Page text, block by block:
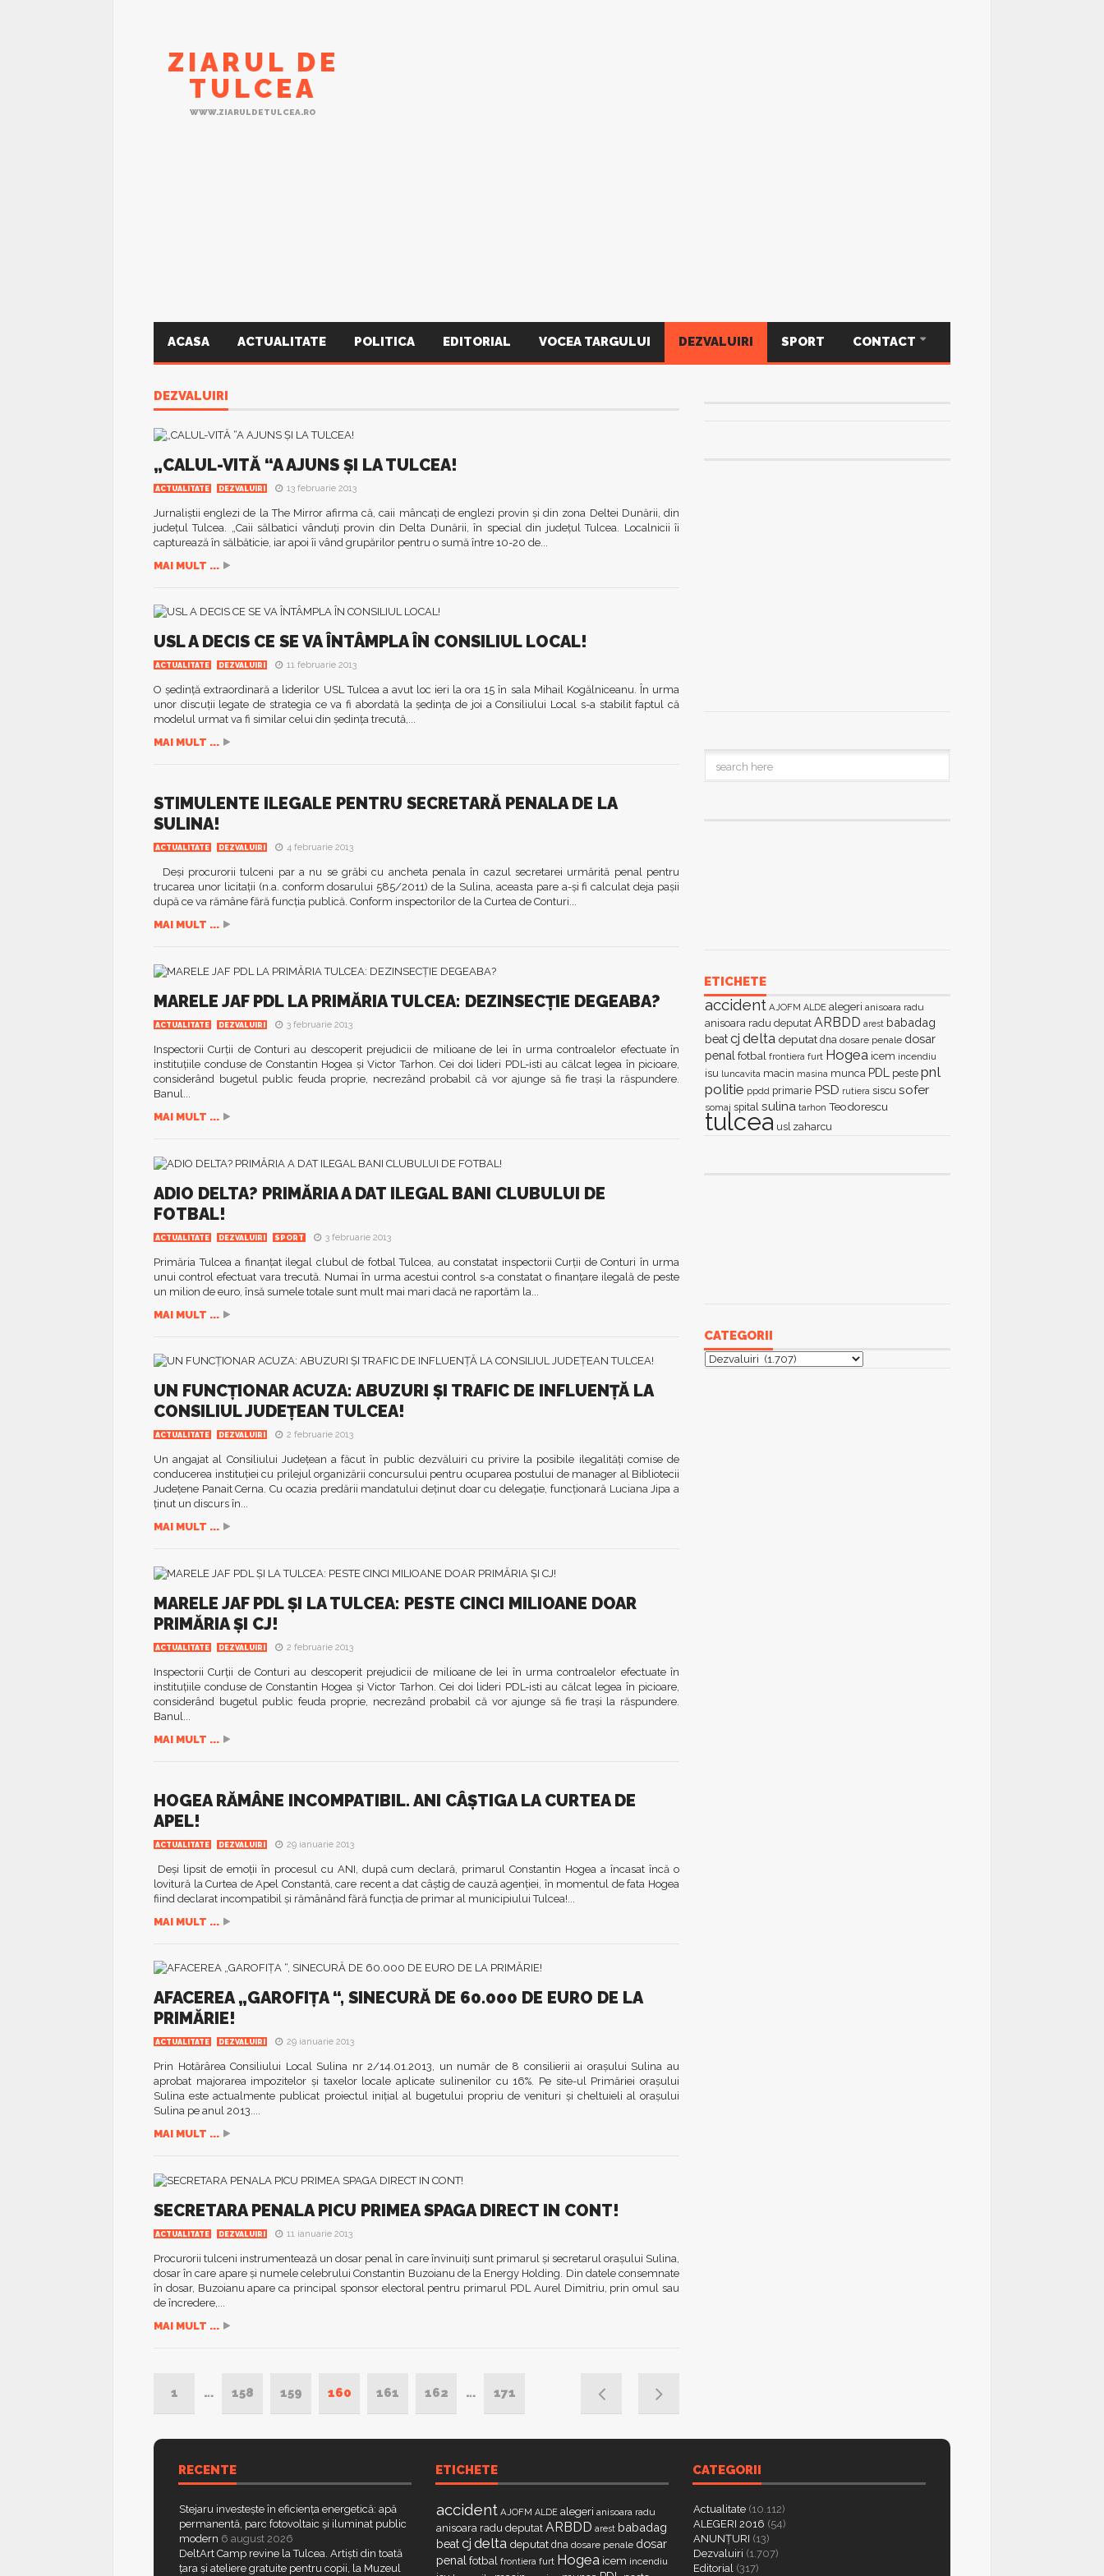
ZIARUL DE
TULCEA
WWW.ZIARULDETULCEA.RO
ACASA ACTUALITATE POLITICA EDITORIAL VOCEA TARGULUI DEZVALUIRI SPORT CONTACT
DEZVALUIRI
„CALUL-VITĂ “A AJUNS ŞI LA TULCEA!
ACTUALITATE DEZVALUIRI 13 februarie 2013
Jurnaliştii englezi de la The Mirror afirma că, caii mâncaţi de englezi provin şi din zona Deltei Dunării, din
judeţul Tulcea. „Caii sălbatici vânduţi provin din Delta Dunării, în special din judeţul Tulcea. Localnicii îi
capturează în sălbăticie, iar apoi îi vând grupărilor pentru o sumă între 10-20 de...
MAI MULT ...
USL A DECIS CE SE VA ÎNTÂMPLA ÎN CONSILIUL LOCAL!
ACTUALITATE DEZVALUIRI 11 februarie 2013
O şedinţă extraordinară a liderilor USL Tulcea a avut loc ieri la ora 15 în sala Mihail Kogălniceanu. În urma
unor discuţii legate de strategia ce va fi abordată la şedinţa de joi a Consiliului Local s-a stabilit faptul că
modelul urmat va fi similar celui din şedinţa trecută,...
MAI MULT ...
STIMULENTE ILEGALE PENTRU SECRETARĂ PENALA DE LA
SULINA!
ACTUALITATE DEZVALUIRI 4 februarie 2013
Deşi procurorii tulceni par a nu se grăbi cu ancheta penala în cazul secretarei urmărită penal pentru
trucarea unor licitaţii (n.a. conform dosarului 585/2011) de la Sulina, aceasta pare a-şi fi calculat deja paşii
după ce va rămâne fără funcţia publică. Conform inspectorilor de la Curtea de Conturi...
MAI MULT ...
MARELE JAF PDL LA PRIMĂRIA TULCEA: DEZINSECŢIE DEGEABA?
ACTUALITATE DEZVALUIRI 3 februarie 2013
Inspectorii Curţii de Conturi au descoperit prejudicii de milioane de lei în urma controalelor efectuate în
instituţiile conduse de Constantin Hogea şi Victor Tarhon. Cei doi lideri PDL-isti au călcat legea în picioare,
considerând bugetul public feuda proprie, necrezând probabil că vor ajunge să fie traşi la răspundere.
Banul...
MAI MULT ...
ADIO DELTA? PRIMĂRIA A DAT ILEGAL BANI CLUBULUI DE
FOTBAL!
ACTUALITATE DEZVALUIRI SPORT 3 februarie 2013
Primăria Tulcea a finanţat ilegal clubul de fotbal Tulcea, au constatat inspectorii Curţii de Conturi în urma
unui control efectuat vara trecută. Numai în urma acestui control s-a constatat o finanţare ilegală de peste
un milion de euro, însă sumele totale sunt mult mai mari dacă ne raportăm la...
MAI MULT ...
UN FUNCŢIONAR ACUZA: ABUZURI ŞI TRAFIC DE INFLUENŢĂ LA
CONSILIUL JUDEŢEAN TULCEA!
ACTUALITATE DEZVALUIRI 2 februarie 2013
Un angajat al Consiliului Judeţean a făcut în public dezvăluiri cu privire la posibile ilegalităţi comise de
conducerea instituţiei cu prilejul organizării concursului pentru ocuparea postului de manager al Bibliotecii
Judeţene Panait Cerna. Cu ocazia predării mandatului deţinut doar cu delegaţie, funcţionară Luciana Jipa a
ţinut un discurs în...
MAI MULT ...
MARELE JAF PDL ŞI LA TULCEA: PESTE CINCI MILIOANE DOAR
PRIMĂRIA ŞI CJ!
ACTUALITATE DEZVALUIRI 2 februarie 2013
Inspectorii Curţii de Conturi au descoperit prejudicii de milioane de lei în urma controalelor efectuate în
instituţiile conduse de Constantin Hogea şi Victor Tarhon. Cei doi lideri PDL-isti au călcat legea în picioare,
considerând bugetul public feuda proprie, necrezând probabil că vor ajunge să fie traşi la răspundere.
Banul...
MAI MULT ...
HOGEA RĂMÂNE INCOMPATIBIL. ANI CÂŞTIGA LA CURTEA DE
APEL!
ACTUALITATE DEZVALUIRI 29 ianuarie 2013
Deşi lipsit de emoţii în procesul cu ANI, după cum declară, primarul Constantin Hogea a încasat încă o
lovitură la Curtea de Apel Constantă, care recent a dat câştig de cauză agenţiei, în momentul de fata Hogea
fiind declarat incompatibil şi rămânând fără funcţia de primar al municipiului Tulcea!...
MAI MULT ...
AFACEREA „GAROFIŢA “, SINECURĂ DE 60.000 DE EURO DE LA
PRIMĂRIE!
ACTUALITATE DEZVALUIRI 29 ianuarie 2013
Prin Hotărârea Consiliului Local Sulina nr 2/14.01.2013, un număr de 8 consilierii ai oraşului Sulina au
aprobat majorarea impozitelor şi taxelor locale aplicate sulinenilor cu 16%. Pe site-ul Primăriei oraşului
Sulina este actualmente publicat proiectul iniţial al bugetului propriu de venituri şi cheltuieli al oraşului
Sulina pe anul 2013....
MAI MULT ...
SECRETARA PENALA PICU PRIMEA SPAGA DIRECT IN CONT!
ACTUALITATE DEZVALUIRI 11 ianuarie 2013
Procurorii tulceni instrumentează un dosar penal în care învinuiţi sunt primarul şi secretarul oraşului Sulina,
dosar în care apare şi numele celebrului Constantin Buzoianu de la Energy Holding. Din datele consemnate
în dosar, Buzoianu apare ca principal sponsor electoral pentru primarul PDL Aurel Dimitriu, prin omul sau
de încredere,...
MAI MULT ...
1 … 158 159 160 161 162 … 171
ETICHETE
accident AJOFM ALDE alegeri anisoara radu
anisoara radu deputat ARBDD arest babadag
beatcj delta deputat dna dosare penale dosar
penal fotbal frontiera furt Hogea icem incendiu
isu luncavita macin masina munca PDL peste pnl
politie ppdd primarie PSD rutiera siscu sofer
somaj spital sulina tarhon Teodorescu
tulcea usl zaharcu
CATEGORII
Categorii
RECENTE
Stejaru investește în eficiența energetică: apă
permanentă, parc fotovoltaic și iluminat public
modern 6 august 2026
DeltArt Camp revine la Tulcea. Artiști din toată
țara și ateliere gratuite pentru copii, la Muzeul
ETICHETE
accident AJOFM ALDE alegeri anisoara radu
anisoara radu deputat ARBDD arest babadag
beatcj delta deputat dna dosare penale dosar
penal fotbal frontiera furt Hogea icem incendiu
CATEGORII
Actualitate (10.112)
ALEGERI 2016 (54)
ANUNȚURI (13)
Dezvaluiri (1.707)
Editorial (317)